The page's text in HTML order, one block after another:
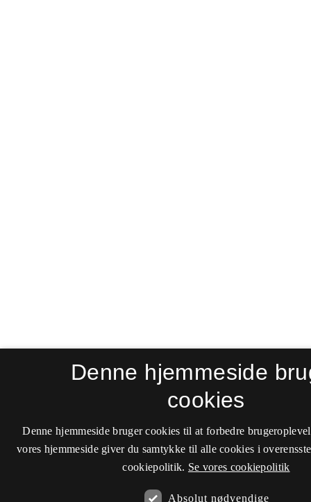
Denne hjemmeside
cookies
Denne hjemmeside bruger cookies til at forbedre
vores hjemmeside giver du samtykke til alle cookies i
cookiepolitik. Se vores cookiepolitik
Absolut nødvendige